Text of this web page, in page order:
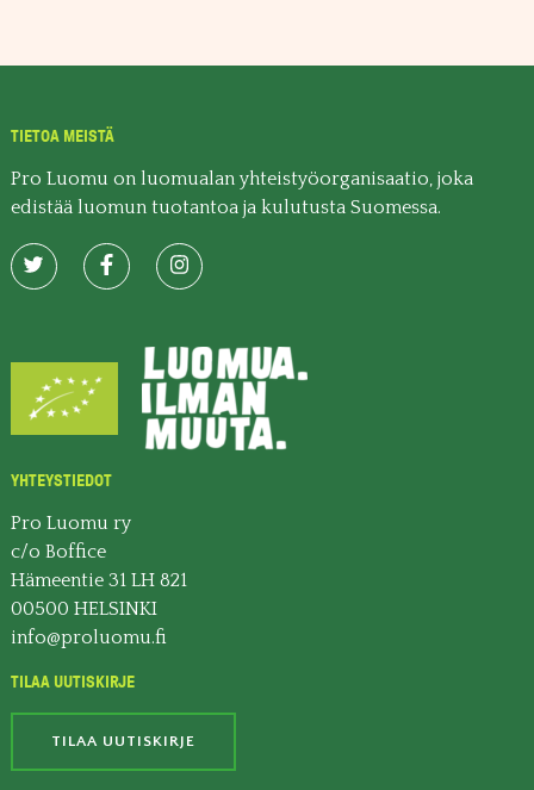
TIETOA MEISTÄ
Pro Luomu on luomualan yhteistyöorganisaatio, joka
edistää luomun tuotantoa ja kulutusta Suomessa.
YHTEYSTIEDOT
Pro Luomu ry
c/o Boffice
Hämeentie 31 LH 821
00500 HELSINKI
info@proluomu.fi
TILAA UUTISKIRJE
TILAA UUTISKIRJE